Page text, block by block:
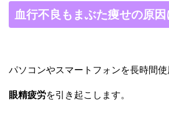
血行不良もまぶた痩せの原因
パソコンやスマートフォンを長時間使
眼精疲労を引き起こします。